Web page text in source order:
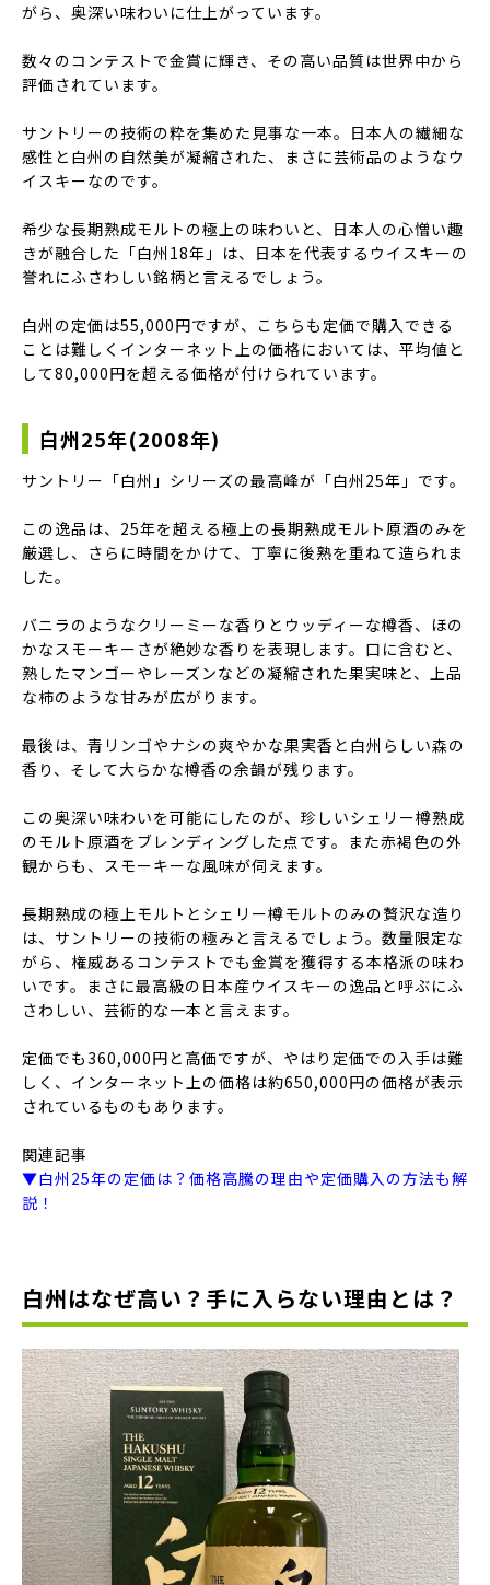
がら、奥深い味わいに仕上がっています。
数々のコンテストで金賞に輝き、その高い品質は世界中から
評価されています。
サントリーの技術の粋を集めた見事な一本。日本人の繊細な
感性と白州の自然美が凝縮された、まさに芸術品のようなウ
イスキーなのです。
希少な長期熟成モルトの極上の味わいと、日本人の心憎い趣
きが融合した「白州18年」は、日本を代表するウイスキーの
誉れにふさわしい銘柄と言えるでしょう。
白州の定価は55,000円ですが、こちらも定価で購入できる
ことは難しくインターネット上の価格においては、平均値と
して80,000円を超える価格が付けられています。
白州25年(2008年)
サントリー「白州」シリーズの最高峰が「白州25年」です。
この逸品は、25年を超える極上の長期熟成モルト原酒のみを
厳選し、さらに時間をかけて、丁寧に後熟を重ねて造られま
した。
バニラのようなクリーミーな香りとウッディーな樽香、ほの
かなスモーキーさが絶妙な香りを表現します。口に含むと、
熟したマンゴーやレーズンなどの凝縮された果実味と、上品
な柿のような甘みが広がります。
最後は、青リンゴやナシの爽やかな果実香と白州らしい森の
香り、そして大らかな樽香の余韻が残ります。
この奥深い味わいを可能にしたのが、珍しいシェリー樽熟成
のモルト原酒をブレンディングした点です。また赤褐色の外
観からも、スモーキーな風味が伺えます。
長期熟成の極上モルトとシェリー樽モルトのみの贅沢な造り
は、サントリーの技術の極みと言えるでしょう。数量限定な
がら、権威あるコンテストでも金賞を獲得する本格派の味わ
いです。まさに最高級の日本産ウイスキーの逸品と呼ぶにふ
さわしい、芸術的な一本と言えます。
定価でも360,000円と高価ですが、やはり定価での入手は難
しく、インターネット上の価格は約650,000円の価格が表示
されているものもあります。
関連記事
▼白州25年の定価は？価格高騰の理由や定価購入の方法も解
説！
白州はなぜ高い？手に入らない理由とは？